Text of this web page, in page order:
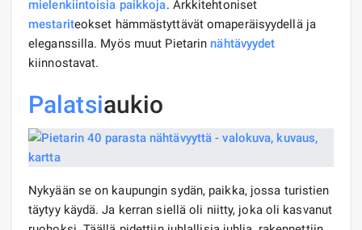
mielenkiintoisia paikkoja. Arkkitehtoniset
mestariteokset hämmästyttävät omaperäisyydellä ja
eleganssilla. Myös muut Pietarin nähtävyydet
kiinnostavat.
Palatsiaukio
Nykyään se on kaupungin sydän, paikka, jossa turistien
täytyy käydä. Ja kerran siellä oli niitty, joka oli kasvanut